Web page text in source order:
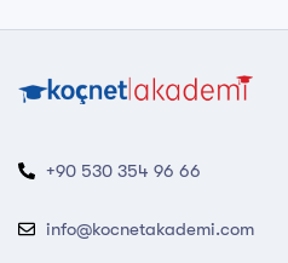
+90 530 354 96 66
info@kocnetakademi.com